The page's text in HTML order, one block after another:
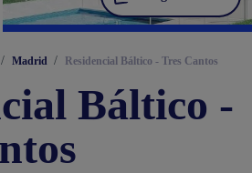
/ Madrid / Residencial Báltico - Tres Cantos
Báltico -